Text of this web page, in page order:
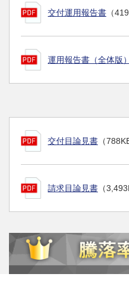
交付運用報告書 （
運用報告書（全体版）
交付目論見書 （
請求目論見書 （